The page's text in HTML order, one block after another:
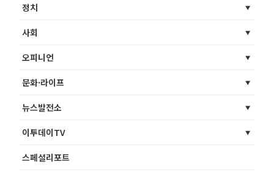
정치
사회
오피니언
문화·라이프
뉴스발전소
이투데이TV
스페셜리포트